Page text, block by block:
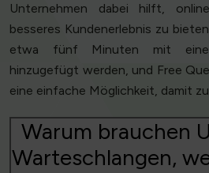
Unternehmen dabei hilft,
besseres Kundenerlebnis zu
etwa fünf Minuten mit einer
hinzugefügt werden, und Free
eine einfache Möglichkeit, damit
Warum brauchen
Warteschlangen,